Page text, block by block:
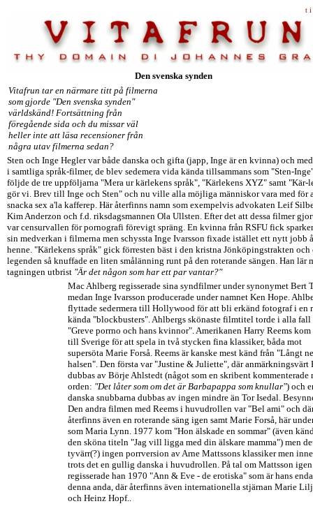
t i
Den svenska synden
Vitafrun tar en närmare titt på filmerna
som gjorde "Den svenska synden"
världskänd! Fortsättning från
föregående sida och du missar väl
heller inte att läsa recensioner från
några utav filmerna sedan?
Sten och Inge Hegler var både danska och gifta (japp, Inge är en kvinna) och
i samtliga språk-filmer, de blev sedemera vida kända tillsammans som "Sten-
följde de tre uppföljarna "Mera ur kärlekens språk", "Kärlekens XYZ" samt "Kär-
gör vi. Brev till Inge och Sten" och nu ville alla möjliga människor vara med för
snacka sex a'la kafferep. Här återfinns namn som exempelvis advokaten Leif
Kim Anderzon och f.d. riksdagsmannen Ola Ullsten. Efter det att dessa filmer
var censurvallen för pornografi förevigt spräng. En kvinna från RSFU fick
sin medverkan i filmerna men schyssta Inge Ivarsson fixade istället ett nytt jobb
henne. "Kärlekens språk" gick förresten bäst i den kristna Jönköpingstrakten
legenden så knuffade en liten smålänning runt på den roterande sängen. Han lär
tagningen utbrist "Är det någon som har ett par vantar?"
Mac Ahlberg regisserade sina syndfilmer under synonymet Bert
medan Inge Ivarsson producerade under namnet Ken Hope.
flyttade sedermera till Hollywood för att bli erkänd fotograf i en
kända "blockbusters". Ahlbergs skönaste filmtitel torde i alla fall
"Greve porrno och hans kvinnor". Amerikanen Harry Reems
till Sverige för att spela in två stycken fina klassiker, båda mot
supersöta Marie Forså. Reems är kanske mest känd från "Långt
halsen". Den första var "Justine & Juliette", där anmärkningsvärt
dubbas av Börje Ahlstedt (något som en skribent kommenterade
orden: "Det låter som om det är Barbapappa som knullar") och
danska snubbarna dubbas av ingen mindre än Tor Isedal.
Den andra filmen med Reems i huvudrollen var "Bel ami" och
återfinns även en roterande säng igen samt Marie Forså, här
som Maria Lynn. 1977 kom "Hon älskade en sommar" (även
den sköna titeln "Jag vill ligga med din älskare mamma") men
tyvärr(?) ingen porrversion av Arne Mattssons klassiker men
trots det en gullig danska i huvudrollen. På tal om Mattsson igen
regisserade han 1970 "Ann & Eve - de erotiska" som är hans
denna anda, där återfinns även internationella stjärnan Marie
och Heinz Hopf..